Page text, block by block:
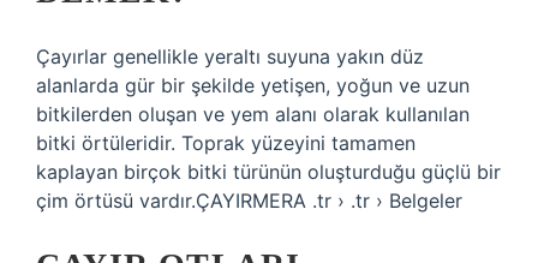
Çayırlar genellikle yeraltı suyuna yakın düz
alanlarda gür bir şekilde yetişen, yoğun ve uzun
bitkilerden oluşan ve yem alanı olarak kullanılan
bitki örtüleridir. Toprak yüzeyini tamamen
kaplayan birçok bitki türünün oluşturduğu güçlü bir
çim örtüsü vardır.ÇAYIRMERA .tr › .tr › Belgeler